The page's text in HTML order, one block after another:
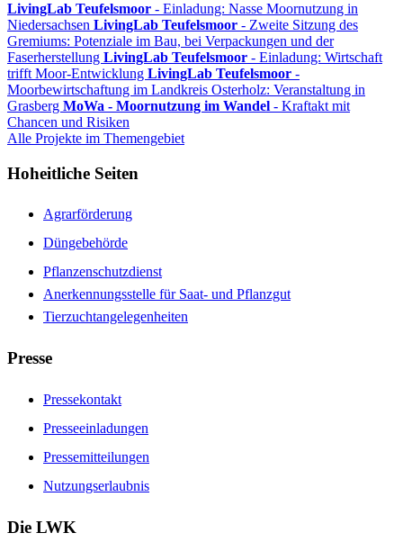
LivingLab Teufelsmoor - Einladung: Nasse Moornutzung in
Niedersachsen LivingLab Teufelsmoor - Zweite Sitzung des
Gremiums: Potenziale im Bau, bei Verpackungen und der
Faserherstellung LivingLab Teufelsmoor - Einladung: Wirtschaft
trifft Moor-Entwicklung LivingLab Teufelsmoor -
Moorbewirtschaftung im Landkreis Osterholz: Veranstaltung in
Grasberg MoWa - Moornutzung im Wandel - Kraftakt mit
Chancen und Risiken
Alle Projekte im Themengebiet
Hoheitliche Seiten
Agrarförderung
Düngebehörde
Pflanzenschutzdienst
Anerkennungsstelle für Saat- und Pflanzgut
Tierzuchtangelegenheiten
Presse
Pressekontakt
Presseeinladungen
Pressemitteilungen
Nutzungserlaubnis
Die LWK